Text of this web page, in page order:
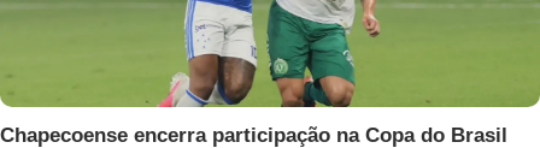
Chapecoense encerra participação na Copa do Brasil